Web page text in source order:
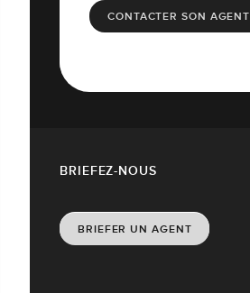
CONTACTER SON AGENT
BRIEFEZ-NOUS
BRIEFER UN AGENT